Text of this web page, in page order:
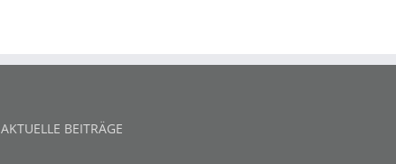
AKTUELLE BEITRÄGE